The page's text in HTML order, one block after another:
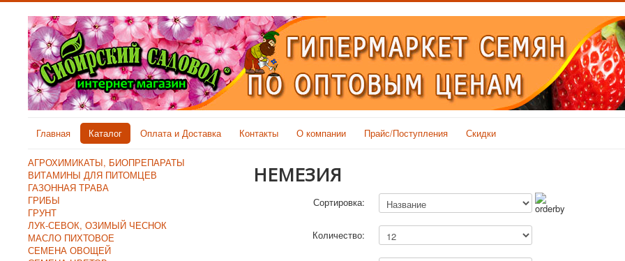
Главная Каталог Оплата и Доставка Контакты О компании Прайс/Поступления Скидки
АГРОХИМИКАТЫ, БИОПРЕПАРАТЫ
ВИТАМИНЫ ДЛЯ ПИТОМЦЕВ
ГАЗОННАЯ ТРАВА
ГРИБЫ
ГРУНТ
ЛУК-СЕВОК, ОЗИМЫЙ ЧЕСНОК
МАСЛО ПИХТОВОЕ
СЕМЕНА ОВОЩЕЙ
НЕМЕЗИЯ
Сортировка:
Количество: